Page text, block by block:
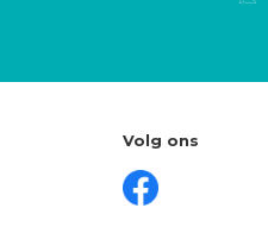
Volg ons